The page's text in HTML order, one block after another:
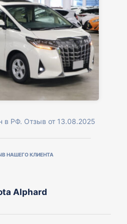
в РФ. Отзыв от 13.08.2025
НАШЕГО КЛИЕНТА
Alphard